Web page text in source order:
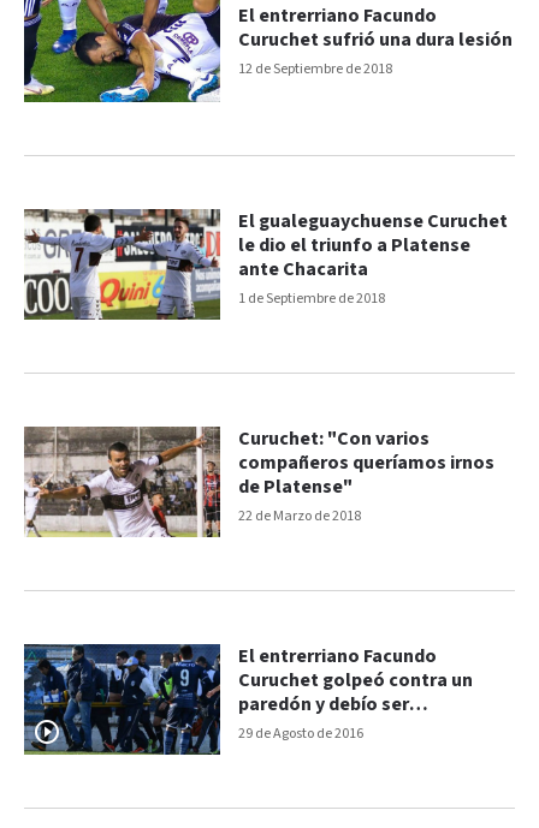
12 de Septiembre de 2018
El entrerriano Facundo
Curuchet sufrió una dura lesión
1 de Septiembre de 2018
El gualeguaychuense Curuchet
le dio el triunfo a Platense
ante Chacarita
22 de Marzo de 2018
Curuchet: "Con varios
compañeros queríamos irnos
de Platense"
29 de Agosto de 2016
El entrerriano Facundo
Curuchet golpeó contra un
paredón y debío ser
hospitalizado